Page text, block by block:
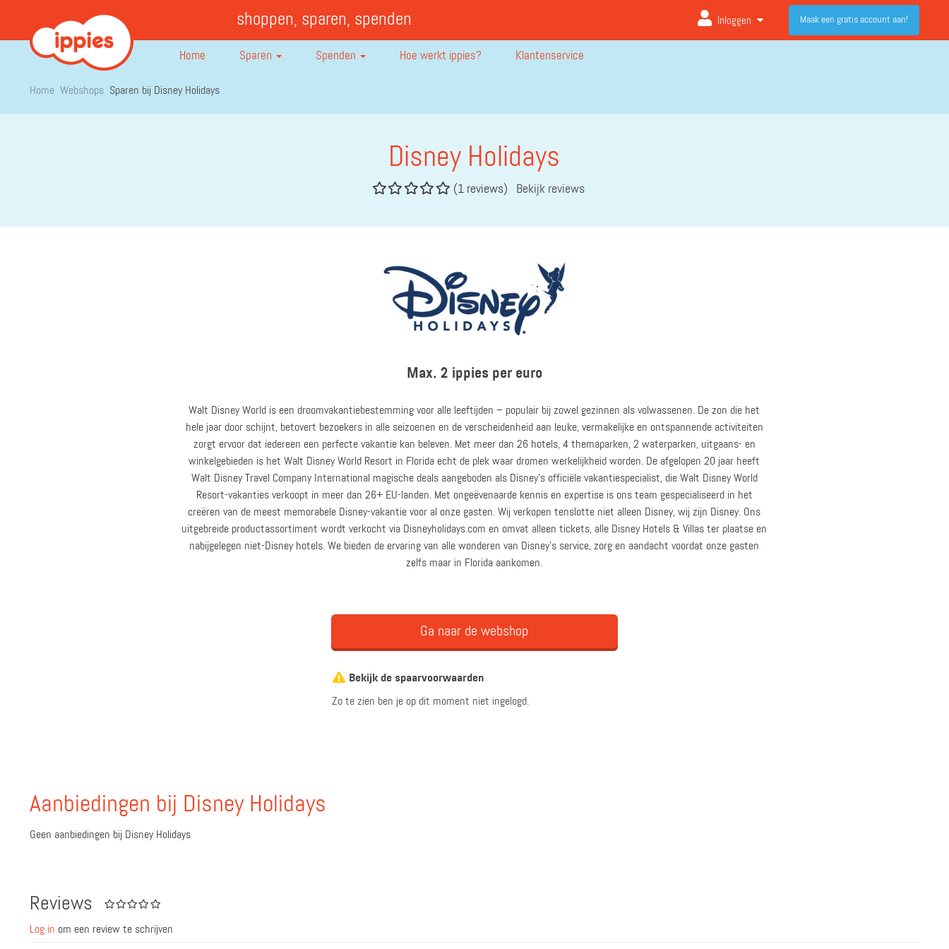
shoppen, sparen, spenden Inloggen Maak een gratis account aan!
Home Sparen Spenden Hoe werkt ippies? Klantenservice
Home Webshops Sparen bij Disney Holidays
Disney Holidays
(1 reviews) Bekijk reviews
Max. 2 ippies per euro
Walt Disney World is een droomvakantiebestemming voor alle leeftijden – populair bij zowel gezinnen als volwassenen. De zon die het
hele jaar door schijnt, betovert bezoekers in alle seizoenen en de verscheidenheid aan leuke, vermakelijke en ontspannende activiteiten
zorgt ervoor dat iedereen een perfecte vakantie kan beleven. Met meer dan 26 hotels, 4 themaparken, 2 waterparken, uitgaans- en
winkelgebieden is het Walt Disney World Resort in Florida echt de plek waar dromen werkelijkheid worden. De afgelopen 20 jaar heeft
Walt Disney Travel Company International magische deals aangeboden als Disney’s officiële vakantiespecialist, die Walt Disney World
Resort-vakanties verkoopt in meer dan 26+ EU-landen. Met ongeëvenaarde kennis en expertise is ons team gespecialiseerd in het
creëren van de meest memorabele Disney-vakantie voor al onze gasten. Wij verkopen tenslotte niet alleen Disney, wij zijn Disney. Ons
uitgebreide productassortiment wordt verkocht via Disneyholidays.com en omvat alleen tickets, alle Disney Hotels & Villas ter plaatse en
nabijgelegen niet-Disney hotels. We bieden de ervaring van alle wonderen van Disney's service, zorg en aandacht voordat onze gasten
zelfs maar in Florida aankomen.
Ga naar de webshop
Bekijk de spaarvoorwaarden
Zo te zien ben je op dit moment niet ingelogd.
Aanbiedingen bij Disney Holidays
Geen aanbiedingen bij Disney Holidays
Reviews
Log in om een review te schrijven